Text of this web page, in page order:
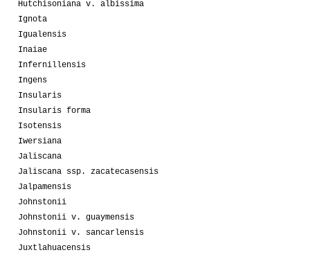
Hutchisoniana v. albissima
Ignota
Igualensis
Inaiae
Infernillensis
Ingens
Insularis
Insularis forma
Isotensis
Iwersiana
Jaliscana
Jaliscana ssp. zacatecasensis
Jalpamensis
Johnstonii
Johnstonii v. guaymensis
Johnstonii v. sancarlensis
Juxtlahuacensis